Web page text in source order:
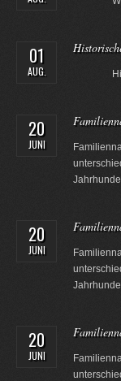
01
AUG.
20
JUNI
20
JUNI
20
JUNI